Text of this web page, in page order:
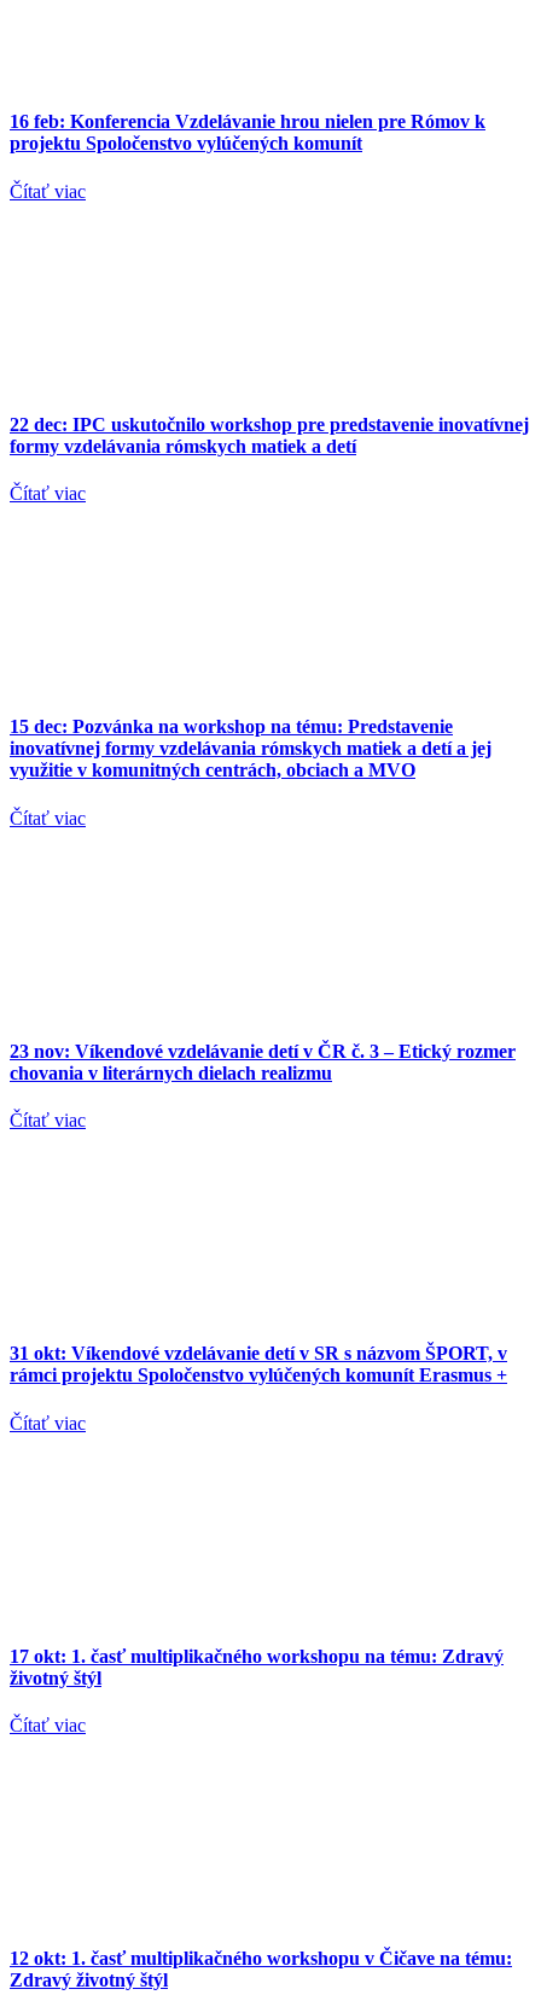
16 feb: Konferencia Vzdelávanie hrou nielen pre Rómov k
projektu Spoločenstvo vylúčených komunít
Čítať viac
22 dec: IPC uskutočnilo workshop pre predstavenie inovatívnej
formy vzdelávania rómskych matiek a detí
Čítať viac
15 dec: Pozvánka na workshop na tému: Predstavenie
inovatívnej formy vzdelávania rómskych matiek a detí a jej
využitie v komunitných centrách, obciach a MVO
Čítať viac
23 nov: Víkendové vzdelávanie detí v ČR č. 3 – Etický rozmer
chovania v literárnych dielach realizmu
Čítať viac
31 okt: Víkendové vzdelávanie detí v SR s názvom ŠPORT, v
rámci projektu Spoločenstvo vylúčených komunít Erasmus +
Čítať viac
17 okt: 1. časť multiplikačného workshopu na tému: Zdravý
životný štýl
Čítať viac
12 okt: 1. časť multiplikačného workshopu v Čičave na tému:
Zdravý životný štýl